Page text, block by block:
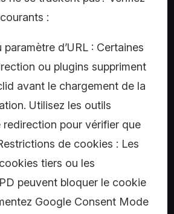
:
d’URL : Certaines
ou plugins suppriment
avant le chargement de la
Utilisez les outils
redirection pour vérifier que
de cookies : Les
tiers ou les
peuvent bloquer le cookie
Google Consent Mode